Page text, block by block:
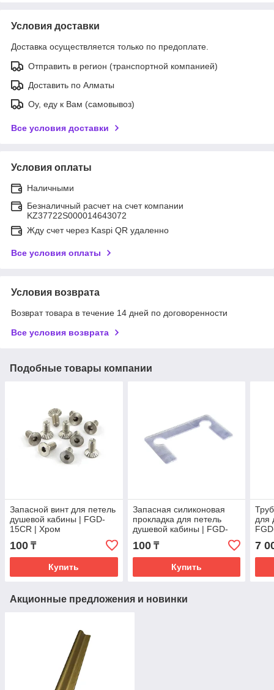
Условия доставки
Доставка осуществляется только по предоплате.
Отправить в регион (транспортной компанией)
Доставить по Алматы
Оу, еду к Вам (самовывоз)
Все условия доставки
Условия оплаты
Наличными
Безналичный расчет на счет компании
KZ37722S000014643072
Жду счет через Kaspi QR удаленно
Все условия оплаты
Условия возврата
Возврат товара в течение 14 дней по договоренности
Все условия возврата
Подобные товары компании
Запасной винт для петель
душевой кабины | FGD-
15CR | Хром
100 ₸
Купить
Запасная силиконовая
прокладка для петель
душевой кабины | FGD-
16CR | Хром
100₸
Купить
для
7
Акционные предложения и новинки